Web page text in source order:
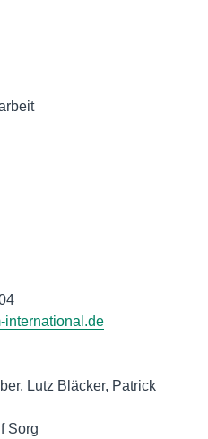
international.de
Lutz Bläcker, Patrick
Sorg